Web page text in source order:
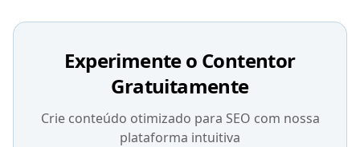
Experimente o Contentor
Gratuitamente
Crie conteúdo otimizado para SEO com nossa
plataforma intuitiva